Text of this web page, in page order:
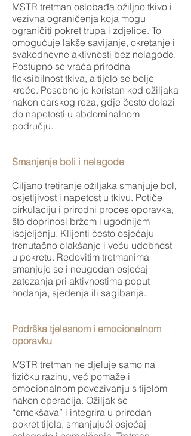
MSTR tretman oslobađa ožiljno tkivo i
vezivna ograničenja koja mogu
ograničiti pokret trupa i zdjelice. To
omogućuje lakše savijanje, okretanje i
svakodnevne aktivnosti bez nelagode.
Postupno se vraća prirodna
fleksibilnost tkiva, a tijelo se bolje
kreće. Posebno je koristan kod ožiljaka
nakon carskog reza, gdje često dolazi
do napetosti u abdominalnom
području.
Smanjenje boli i nelagode
Ciljano tretiranje ožiljaka smanjuje bol,
osjetljivost i napetost u tkivu. Potiče
cirkulaciju i prirodni proces oporavka,
što doprinosi bržem i ugodnijem
iscjeljenju. Klijenti često osjećaju
trenutačno olakšanje i veću udobnost
u pokretu. Redovitim tretmanima
smanjuje se i neugodan osjećaj
zatezanja pri aktivnostima poput
hodanja, sjedenja ili sagibanja.
Podrška tjelesnom i emocionalnom
oporavku
MSTR tretman ne djeluje samo na
fizičku razinu, već pomaže i
emocionalnom povezivanju s tijelom
nakon operacija. Ožiljak se
“omekšava” i integrira u prirodan
pokret tijela, smanjujući osjećaj